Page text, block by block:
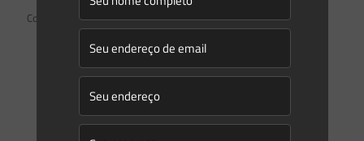
Comentário*